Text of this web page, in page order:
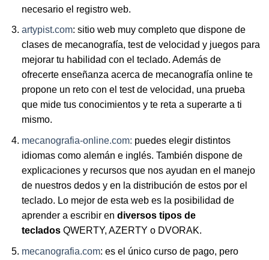
necesario el registro web.
artypist.com: sitio web muy completo que dispone de
clases de mecanografía, test de velocidad y juegos para
mejorar tu habilidad con el teclado. Además de
ofrecerte enseñanza acerca de mecanografía online te
propone un reto con el test de velocidad, una prueba
que mide tus conocimientos y te reta a superarte a ti
mismo.
mecanografia-online.com: puedes elegir distintos
idiomas como alemán e inglés. También dispone de
explicaciones y recursos que nos ayudan en el manejo
de nuestros dedos y en la distribución de estos por el
teclado. Lo mejor de esta web es la posibilidad de
aprender a escribir en diversos tipos de
tecladosQWERTY, AZERTY o DVORAK.
mecanografia.com: es el único curso de pago, pero